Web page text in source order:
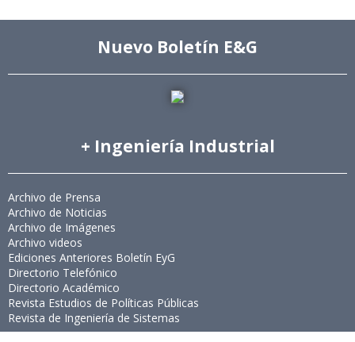
Nuevo Boletín E&G
+ Ingeniería Industrial
Archivo de Prensa
Archivo de Noticias
Archivo de Imágenes
Archivo videos
Ediciones Anteriores Boletín EyG
Directorio Telefónico
Directorio Académico
Revista Estudios de Políticas Públicas
Revista de Ingeniería de Sistemas